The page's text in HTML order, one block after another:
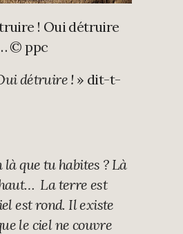
! Oui détruire
© ppc
détruire !» dit-t-
là que tu habites ? Là
La terre est
est rond. Il existe
le ciel ne couvre